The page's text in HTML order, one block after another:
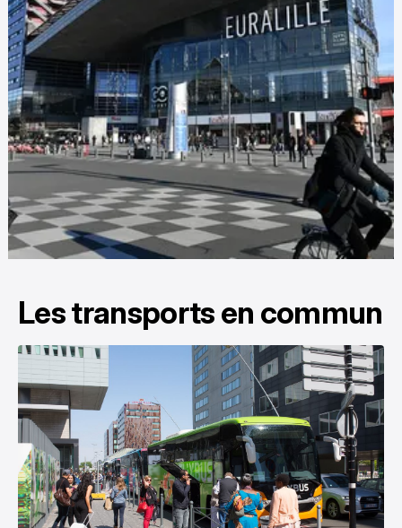
Les transports en commun